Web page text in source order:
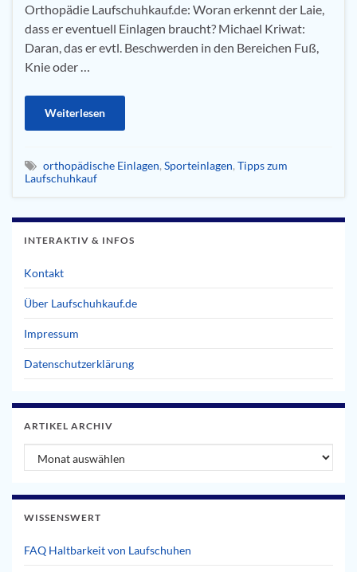
Orthopädie Laufschuhkauf.de: Woran erkennt der Laie,
dass er eventuell Einlagen braucht? Michael Kriwat:
Daran, das er evtl. Beschwerden in den Bereichen Fuß,
Knie oder …
Weiterlesen
orthopädische Einlagen, Sporteinlagen, Tipps zum
Laufschuhkauf
INTERAKTIV & INFOS
Kontakt
Über Laufschuhkauf.de
Impressum
Datenschutzerklärung
ARTIKEL ARCHIV
Artikel Archiv
WISSENSWERT
FAQ Haltbarkeit von Laufschuhen